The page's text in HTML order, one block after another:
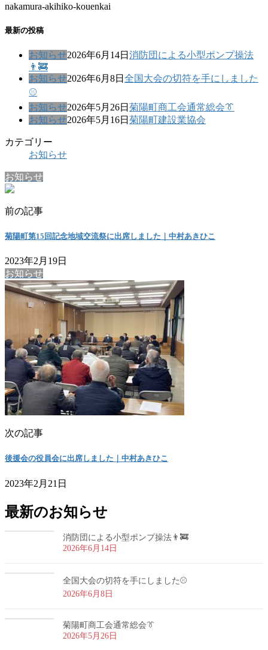
nakamura-akihiko-kouenkai
最新の投稿
お知らせ2026年6月14日 消防団による小型ポンプ操法
👨‍🚒
お知らせ2026年6月8日 全国大会の切符を手にしました
⚾
お知らせ2026年5月26日 菊陽町商工会通常総会👔
お知らせ2026年5月16日 菊陽町建設業協会
カテゴリー
お知らせ
お知らせ
前の記事
菊陽町第15回記念地域交流祭に出席しました｜中村あきひこ
2023年2月19日
お知らせ
次の記事
後援会の役員会に出席しました｜中村あきひこ
2023年2月21日
最新のお知らせ
消防団による小型ポンプ操法👨‍🚒
2026年6月14日
全国大会の切符を手にしました⚾
2026年6月8日
菊陽町商工会通常総会👔
2026年5月26日